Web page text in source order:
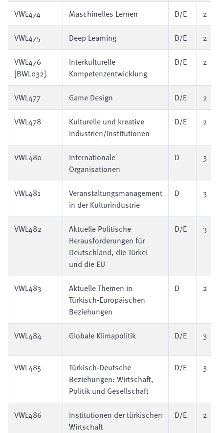
VWL474 Maschinelles Lernen D/E 2
VWL475 Deep Learning D/E 2
VWL476
[BWL032]
Interkulturelle
Kompetenzentwicklung
D/E 2
VWL477 Game Design D/E 2
VWL478
Kulturelle und kreative
Industrien/Institutionen
D/E 2
VWL480
Internationale
Organisationen
D 3
VWL481
Veranstaltungsmanagement
in der Kulturindustrie
D 3
VWL482
Aktuelle Politische
Herausforderungen für
Deutschland, die Türkei
und die EU
D/E 3
VWL483
Aktuelle Themen in
Türkisch-Europäischen
Beziehungen
D 2
VWL484 Globale Klimapolitik D/E 3
VWL485
Türkisch-Deutsche
Beziehungen: Wirtschaft,
Politik und Gesellschaft
D/E 3
VWL486
Institutionen der türkischen
Wirtschaft
D/E 2